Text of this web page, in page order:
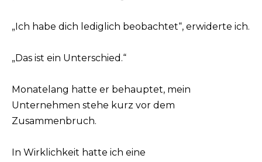
„Ich habe dich lediglich beobachtet“, erwiderte ich.
„Das ist ein Unterschied.“
Monatelang hatte er behauptet, mein
Unternehmen stehe kurz vor dem
Zusammenbruch.
In Wirklichkeit hatte ich eine